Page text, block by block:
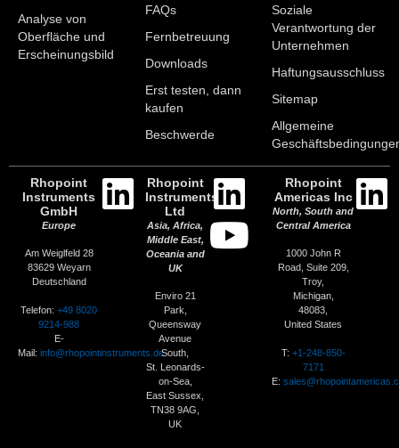
Analyse von
Oberfläche und
Erscheinungsbild
FAQs
Fernbetreuung
Downloads
Erst testen, dann
kaufen
Beschwerde
Soziale
Verantwortung der
Unternehmen
Haftungsausschluss
Sitemap
Allgemeine
Rhopoint
Instruments
GmbH
Europe
Am Weiglfeld 28
83629 Weyarn
Deutschland
Telefon:+49 8020
9214-988
E-
Mail: info@rhopointinstruments.de
Rhopoint
Instruments
Ltd
Asia, Africa,
Middle East,
Oceania and
UK
Enviro 21
Park,
Queensway
Avenue
South,
St. Leonards-
on-Sea,
East Sussex,
TN38 9AG,
UK
Rhopoint
Americas Inc
North, South and
Central America
1000 John R
Road, Suite 209,
Troy,
Michigan,
48083,
United States
T: +1-248-850-
7171
E: